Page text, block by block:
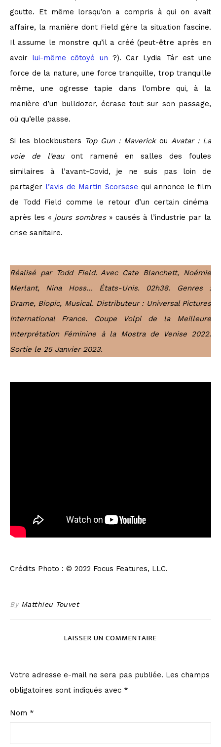
goutte. Et même lorsqu’on a compris à qui on avait
affaire, la manière dont Field gère la situation fascine.
Il assume le monstre qu’il a créé (peut-être après en
avoir lui-même côtoyé un ?). Car Lydia Tár est une
force de la nature, une force tranquille, trop tranquille
même, une ogresse tapie dans l’ombre qui, à la
manière d’un bulldozer, écrase tout sur son passage,
où qu’elle passe.
Si les blockbusters Top Gun : Maverickou Avatar : La
voie de l’eauont ramené en salles des foules
similaires à l’avant-Covid, je ne suis pas loin de
partager l’avis de Martin Scorsese qui annonce le film
de Todd Field comme le retour d’un certain cinéma
après les « jours sombres» causés à l’industrie par la
crise sanitaire.
Réalisé par Todd Field. Avec Cate Blanchett, Noémie
Merlant, Nina Hoss… États-Unis. 02h38. Genres :
Drame, Biopic, Musical. Distributeur : Universal Pictures
International France. Coupe Volpi de la Meilleure
Interprétation Féminine à la Mostra de Venise 2022.
Sortie le 25 Janvier 2023.
Crédits Photo : © 2022 Focus Features, LLC.
By Matthieu Touvet
LAISSER UN COMMENTAIRE
Votre adresse e-mail ne sera pas publiée. Les champs
obligatoires sont indiqués avec *
Nom *